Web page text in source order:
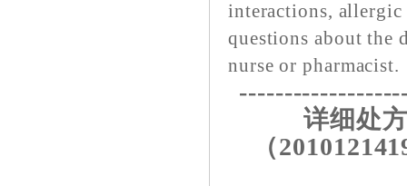
interactions, allergic
questions about the
nurse or pharmacist.
详细处
（